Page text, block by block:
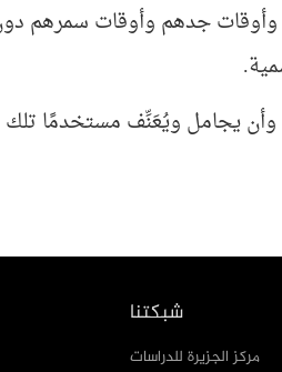
جدهم وأوقات سمرهم
يجامل ويُعَنِّف مستخدمًا تلك
شبكتنا
مركز الجزيرة للدراسات